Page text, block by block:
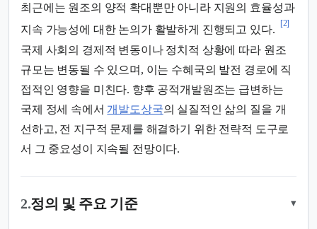
최근에는 원조의 양적 확대뿐만 아니라 지원의 효율성과
지속 가능성에 대한 논의가 활발하게 진행되고 있다.
[2]
국제 사회의 경제적 변동이나 정치적 상황에 따라 원조
규모는 변동될 수 있으며, 이는 수혜국의 발전 경로에 직
접적인 영향을 미친다. 향후 공적개발원조는 급변하는
국제 정세 속에서 개발도상국의 실질적인 삶의 질을 개
선하고, 전 지구적 문제를 해결하기 위한 전략적 도구로
서 그 중요성이 지속될 전망이다.
2.정의 및 주요 기준 ▾